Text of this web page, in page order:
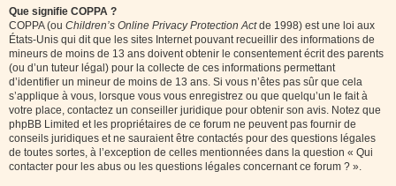
Que signifie COPPA ?
COPPA (ou Children’s Online Privacy Protection Actde 1998) est une loi aux
États-Unis qui dit que les sites Internet pouvant recueillir des informations de
mineurs de moins de 13 ans doivent obtenir le consentement écrit des parents
(ou d’un tuteur légal) pour la collecte de ces informations permettant
d’identifier un mineur de moins de 13 ans. Si vous n’êtes pas sûr que cela
s’applique à vous, lorsque vous vous enregistrez ou que quelqu’un le fait à
votre place, contactez un conseiller juridique pour obtenir son avis. Notez que
phpBB Limited et les propriétaires de ce forum ne peuvent pas fournir de
conseils juridiques et ne sauraient être contactés pour des questions légales
de toutes sortes, à l’exception de celles mentionnées dans la question « Qui
contacter pour les abus ou les questions légales concernant ce forum ? ».